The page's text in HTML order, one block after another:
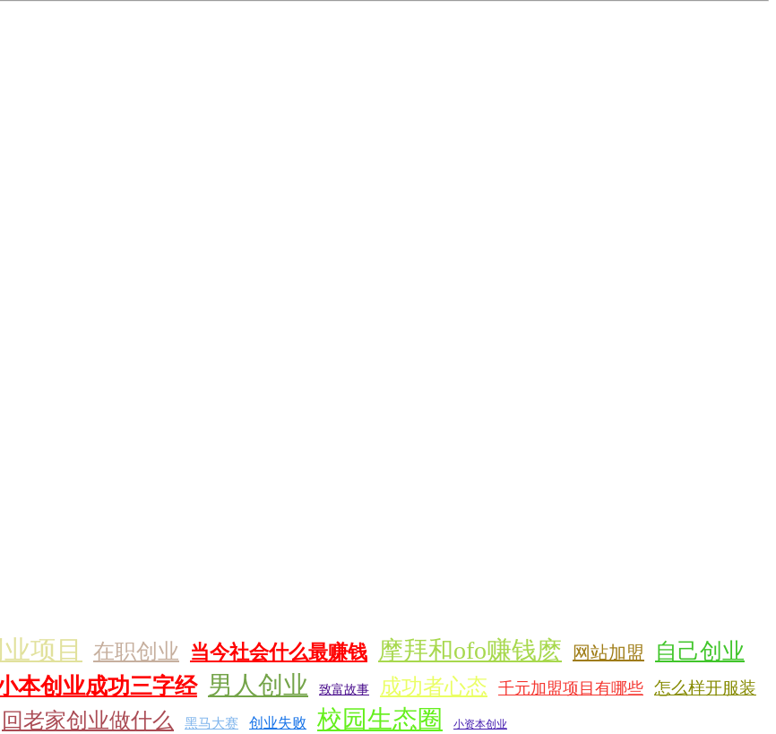
项目 在职创业 当今社会什么最赚钱 摩拜和ofo赚钱麽 网站加盟 自己创业
本创业成功三字经 男人创业 致富故事 成功者心态 千元加盟项目有哪些 怎么样开服装
回老家创业做什么 黑马大赛 创业失败 校园生态圈 小资本创业